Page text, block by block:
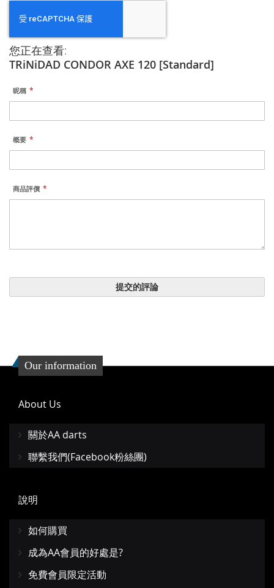
您正在查看:
TRiNiDAD CONDOR AXE 120 [Standard]
昵稱
概要
商品評價
提交的評論
Our information
About Us
關於AA darts
聯繫我們(Facebook粉絲團)
說明
如何購買
成為AA會員的好處是?
免費會員限定活動